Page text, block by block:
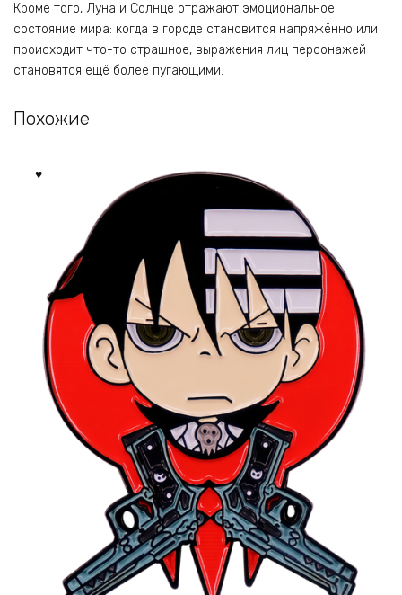
Кроме того, Луна и Солнце отражают эмоциональное
состояние мира: когда в городе становится напряжённо или
происходит что-то страшное, выражения лиц персонажей
становятся ещё более пугающими.
Похожие